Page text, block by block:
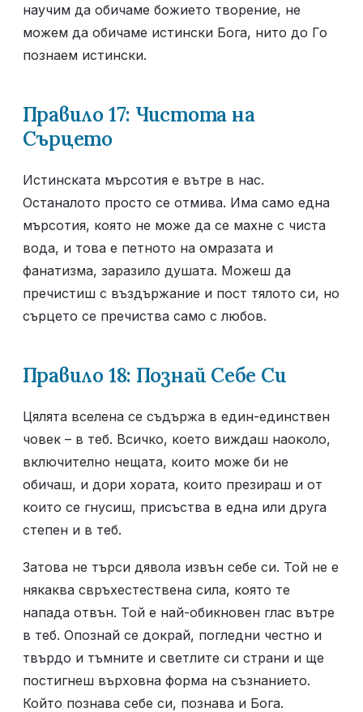
научим да обичаме божието творение, не
можем да обичаме истински Бога, нито до Го
познаем истински.
Правило 17: Чистота на
Сърцето
Истинската мърсотия е вътре в нас.
Останалото просто се отмива. Има само една
мърсотия, която не може да се махне с чиста
вода, и това е петното на омразата и
фанатизма, заразило душата. Можеш да
пречистиш с въздържание и пост тялото си, но
сърцето се пречиства само с любов.
Правило 18: Познай Себе Си
Цялята вселена се съдържа в един-единствен
човек – в теб. Всичко, което виждаш наоколо,
включително нещата, които може би не
обичаш, и дори хората, които презираш и от
които се гнусиш, присъства в една или друга
степен и в теб.
Затова не търси дявола извън себе си. Той не е
някаква свръхестествена сила, която те
напада отвън. Той е най-обикновен глас вътре
в теб. Опознай се докрай, погледни честно и
твърдо и тъмните и светлите си страни и ще
постигнеш върховна форма на съзнанието.
Който познава себе си, познава и Бога.